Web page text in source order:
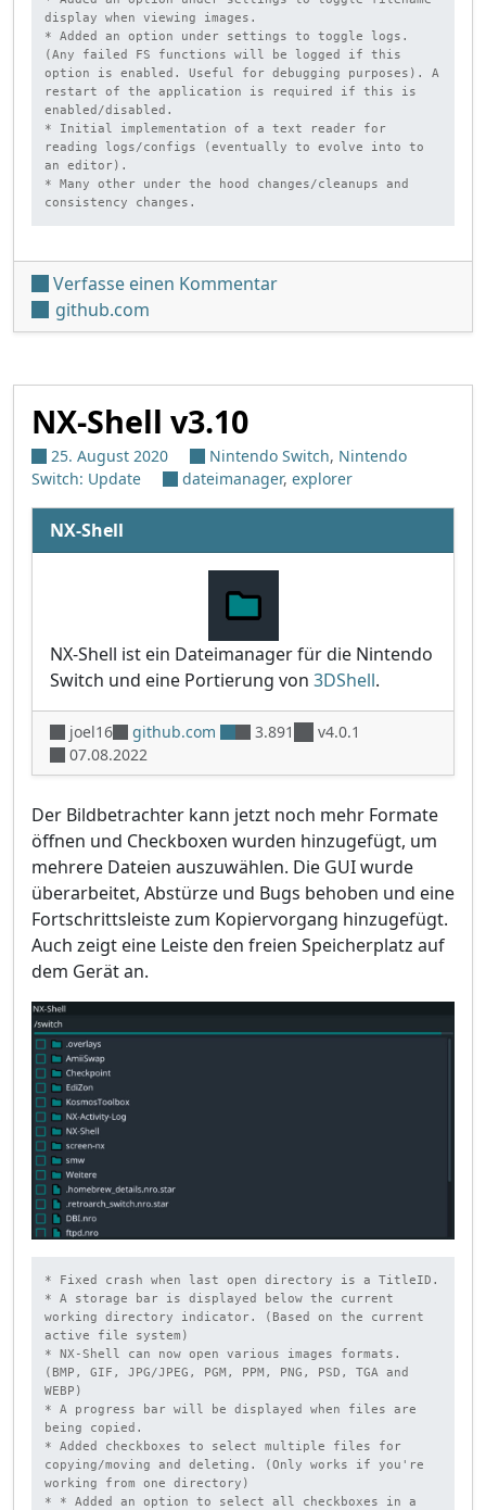
display when viewing images.
* Added an option under settings to toggle logs.
(Any failed FS functions will be logged if this
option is enabled. Useful for debugging purposes). A
restart of the application is required if this is
enabled/disabled.
* Initial implementation of a text reader for
reading logs/configs (eventually to evolve into to
an editor).
* Many other under the hood changes/cleanups and
consistency changes.
Verfasse einen Kommentarunter 'NX-Shell v3.2.0'
github.com
NX-Shell v3.10
25. August 2020 Nintendo Switch, Nintendo
Switch: Update
dateimanager, explorer
NX-Shell
NX-Shell ist ein Dateimanager für die Nintendo
Switch und eine Portierung von 3DShell.
joel16 github.com 3.891
v4.0.1
07.08.2022
Der Bildbetrachter kann jetzt noch mehr Formate
öffnen und Checkboxen wurden hinzugefügt, um
mehrere Dateien auszuwählen. Die GUI wurde
überarbeitet, Abstürze und Bugs behoben und eine
Fortschrittsleiste zum Kopiervorgang hinzugefügt.
Auch zeigt eine Leiste den freien Speicherplatz auf
dem Gerät an.
* Fixed crash when last open directory is a TitleID.
* A storage bar is displayed below the current
working directory indicator. (Based on the current
active file system)
* NX-Shell can now open various images formats.
(BMP, GIF, JPG/JPEG, PGM, PPM, PNG, PSD, TGA and
WEBP)
* A progress bar will be displayed when files are
being copied.
* Added checkboxes to select multiple files for
copying/moving and deleting. (Only works if you're
working from one directory)
* * Added an option to select all checkboxes in a